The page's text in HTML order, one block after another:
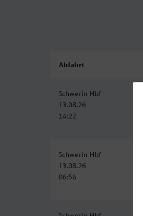
Abfahrt
Schwerin Hbf
13.08.26
14:22
Schwerin Hbf
13.08.26
06:56